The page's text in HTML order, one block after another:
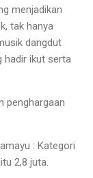
menjadikan
tak hanya
dangdut
hadir ikut serta
penghargaan
: Kategori
2,8 juta.